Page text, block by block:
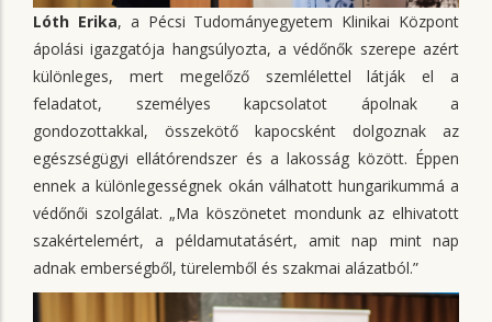
Lóth Erika, a Pécsi Tudományegyetem Klinikai Központ
ápolási igazgatója hangsúlyozta, a védőnők szerepe azért
különleges, mert megelőző szemlélettel látják el a
feladatot, személyes kapcsolatot ápolnak a
gondozottakkal, összekötő kapocsként dolgoznak az
egészségügyi ellátórendszer és a lakosság között. Éppen
ennek a különlegességnek okán válhatott hungarikummá a
védőnői szolgálat. „Ma köszönetet mondunk az elhivatott
szakértelemért, a példamutatásért, amit nap mint nap
adnak emberségből, türelemből és szakmai alázatból.”